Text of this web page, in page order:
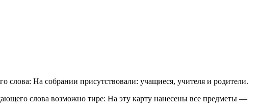
слова: На собрании присутствовали: учащиеся, учителя и родители.
слова возможно тире: На эту карту нанесены все предметы —